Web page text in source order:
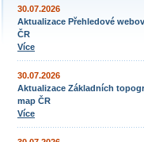
30.07.2026
Aktualizace Přehledové
ČR
Více
30.07.2026
Aktualizace Základních
map ČR
Více